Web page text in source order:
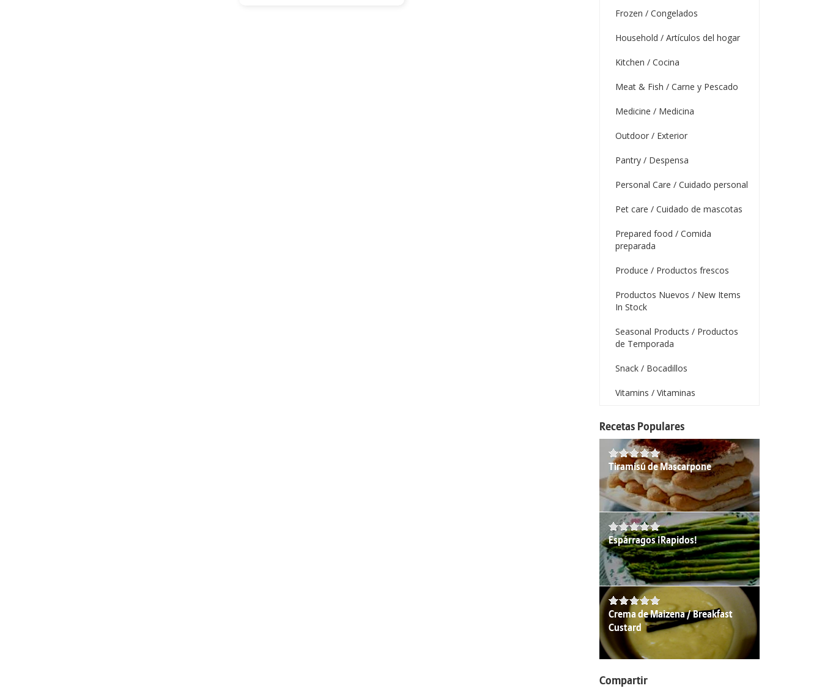
Frozen / Congelados
Household / Artículos del hogar
Kitchen / Cocina
Meat & Fish / Carne y Pescado
Medicine / Medicina
Outdoor / Exterior
Pantry / Despensa
Personal Care / Cuidado personal
Pet care / Cuidado de mascotas
Prepared food / Comida
preparada
Produce / Productos frescos
Productos Nuevos / New Items
In Stock
Seasonal Products / Productos
de Temporada
Snack / Bocadillos
Vitamins / Vitaminas
Recetas Populares
Tiramisú de Mascarpone
Espárragos ¡Rapidos!
Crema de Maizena / Breakfast
Custard
Compartir